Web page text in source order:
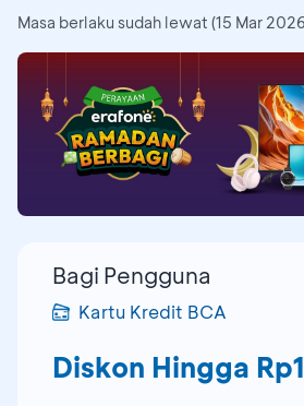
Masa berlaku sudah lewat (15 Mar
Bagi Pengguna
Kartu Kredit BCA
Diskon Hingga